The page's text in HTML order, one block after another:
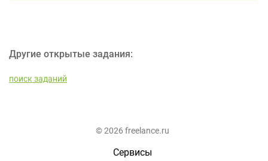
Другие открытые задания:
поиск заданий
© 2026 freelance.ru
Сервисы